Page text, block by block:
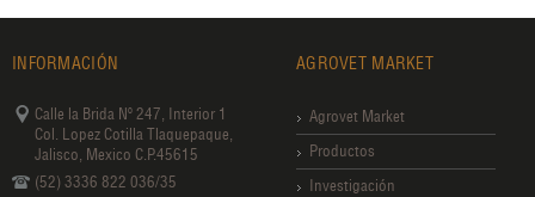
INFORMACIÓN
Calle la Brida Nº 247, Interior 1
Col. Lopez Cotilla Tlaquepaque,
Jalisco, Mexico C.P.45615
(52) 3336 822 036/35
AGROVET MARKET
Agrovet Market
Productos
Investigación